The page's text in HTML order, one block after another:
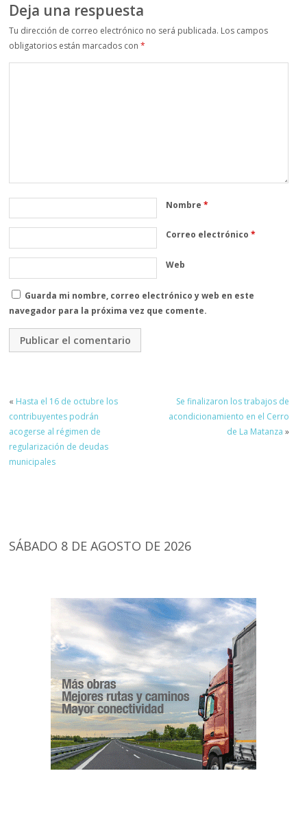
Deja una respuesta
Tu dirección de correo electrónico no será publicada. Los campos
obligatorios están marcados con*
Nombre*
Correo electrónico*
Web
Guarda mi nombre, correo electrónico y web en este
navegador para la próxima vez que comente.
« Hasta el 16 de octubre los
contribuyentes podrán
acogerse al régimen de
regularización de deudas
municipales
Se finalizaron los trabajos de
acondicionamiento en el Cerro
de La Matanza »
SÁBADO 8 DE AGOSTO DE 2026